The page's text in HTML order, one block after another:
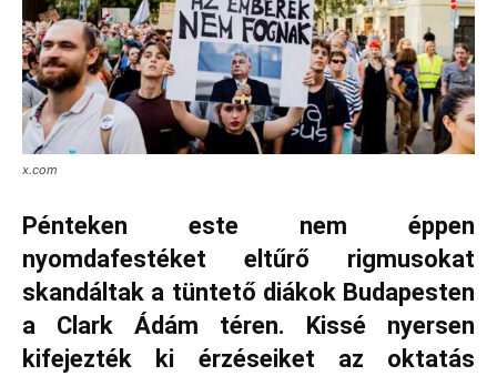
x.com
Pénteken este nem éppen
nyomdafestéket eltűrő rigmusokat
skandáltak a tüntető diákok Budapesten
a Clark Ádám téren. Kissé nyersen
kifejezték ki érzéseiket az oktatás